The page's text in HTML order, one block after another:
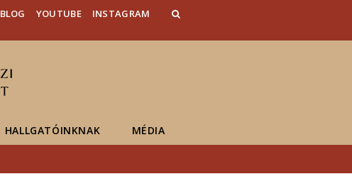
BLOG YOUTUBE INSTAGRAM
HALLGATÓINKNAK MÉDIA